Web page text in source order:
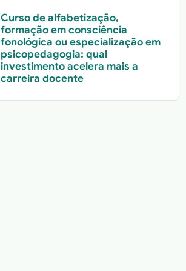
Curso de alfabetização,
formação em consciência
fonológica ou especialização em
psicopedagogia: qual
investimento acelera mais a
carreira docente